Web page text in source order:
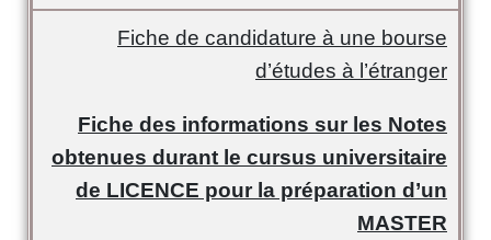
Fiche de candidature à une bourse
d’études à l’étranger
Fiche des informations sur les Notes
obtenues durant le cursus universitaire
de LICENCE pour la préparation d’un
MASTER